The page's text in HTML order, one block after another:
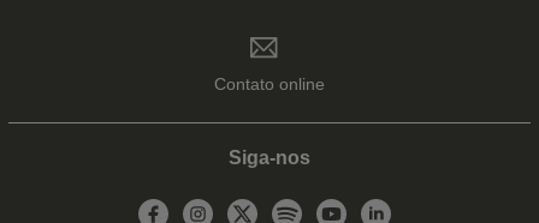
Contato online
Siga-nos